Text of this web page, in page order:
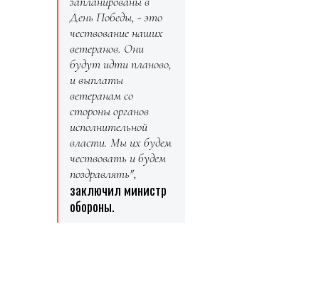
День Победы, - это
чествование наших
ветеранов. Они
будут идти планово,
и выплаты
ветеранам со
стороны органов
исполнительной
власти. Мы их будем
чествовать и будем
поздравлять",
заключил министр
обороны.